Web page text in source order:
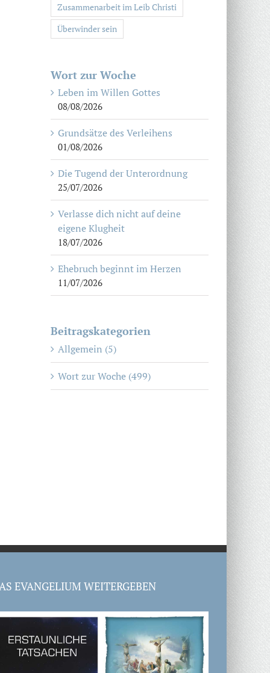
Zusammenarbeit im Leib Christi
Überwinder sein
Wort zur Woche
Leben im Willen Gottes
08/08/2026
Grundsätze des Verleihens
01/08/2026
Die Tugend der Unterordnung
25/07/2026
Verlasse dich nicht auf deine
eigene Klugheit
18/07/2026
Ehebruch beginnt im Herzen
11/07/2026
Beitragskategorien
Allgemein (5)
Wort zur Woche (499)
EVANGELIUM WEITERGEBEN